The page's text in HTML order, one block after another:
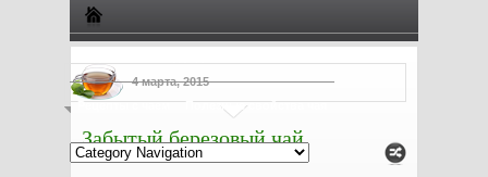
Рецепты с чаем Полезные свойства чая
4 марта, 2015
Забытый березовый чай